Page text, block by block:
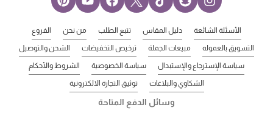
الأسئلة الشائعة دليل المقاس تتبع الطلب من نحن الفروع
التسويق بالعموله مبيعات الجملة ترخيص التخفيضات الشحن والتوصيل
سياسة الإسترجاع والإستبدال سياسة الخصوصية الشروط والأحكام
الشكاوي والبلاغات توثيق التجارة الالكترونية
وسائل الدفع المتاحة